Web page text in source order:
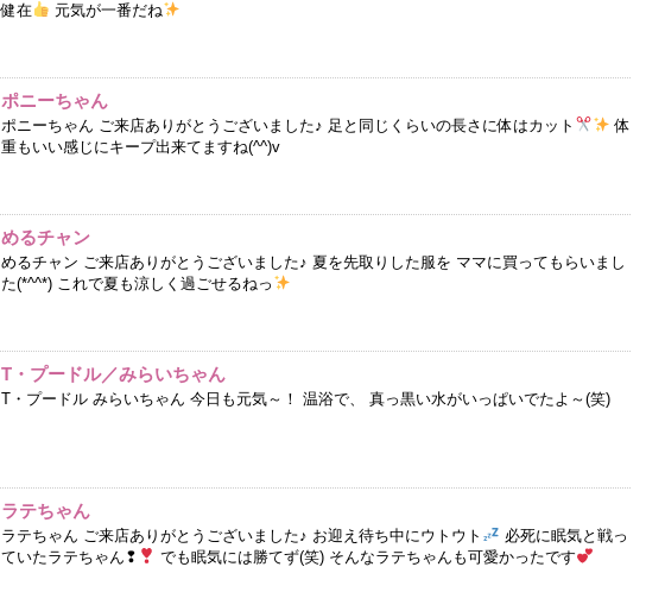
健在
元気が一番だね
ポニーちゃん
ポニーちゃん ご来店ありがとうございました♪ 足と同じくらいの長さに体はカット
体
重もいい感じにキープ出来てますね(^^)v
めるチャン
めるチャン ご来店ありがとうございました♪ 夏を先取りした服を ママに買ってもらいまし
た(*^^*) これで夏も涼しく過ごせるねっ
T・プードル／みらいちゃん
T・プードル みらいちゃん 今日も元気～！ 温浴で、 真っ黒い水がいっぱいでたよ～(笑)
ラテちゃん
ラテちゃん ご来店ありがとうございました♪ お迎え待ち中にウトウト
必死に眠気と戦っ
ていたラテちゃん❢
でも眠気には勝てず(笑) そんなラテちゃんも可愛かったです